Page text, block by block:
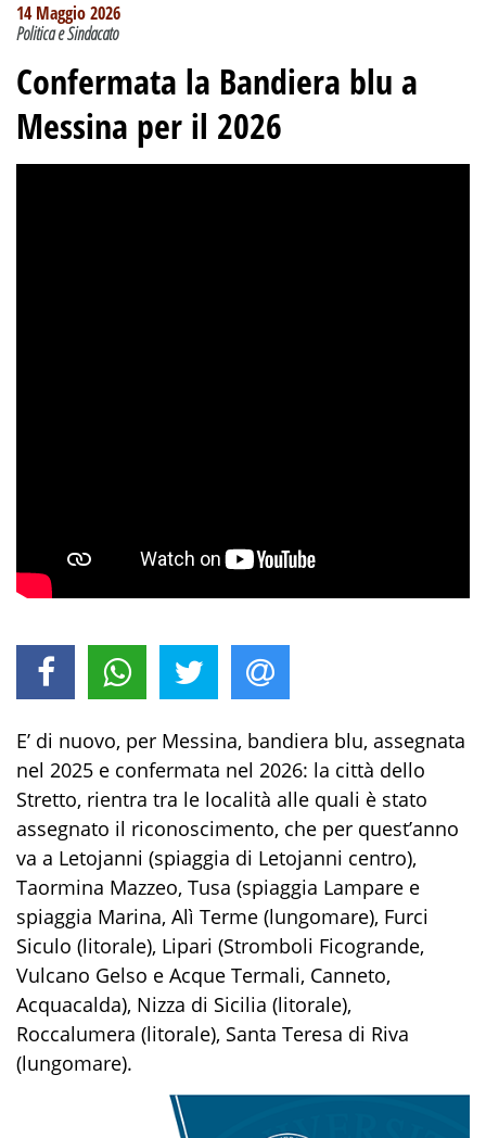
14 Maggio 2026
Politica e Sindacato
Confermata la Bandiera blu a
Messina per il 2026
E’ di nuovo, per Messina, bandiera blu, assegnata
nel 2025 e confermata nel 2026: la città dello
Stretto, rientra tra le località alle quali è stato
assegnato il riconoscimento, che per quest’anno
va a Letojanni (spiaggia di Letojanni centro),
Taormina Mazzeo, Tusa (spiaggia Lampare e
spiaggia Marina, Alì Terme (lungomare), Furci
Siculo (litorale), Lipari (Stromboli Ficogrande,
Vulcano Gelso e Acque Termali, Canneto,
Acquacalda), Nizza di Sicilia (litorale),
Roccalumera (litorale), Santa Teresa di Riva
(lungomare).